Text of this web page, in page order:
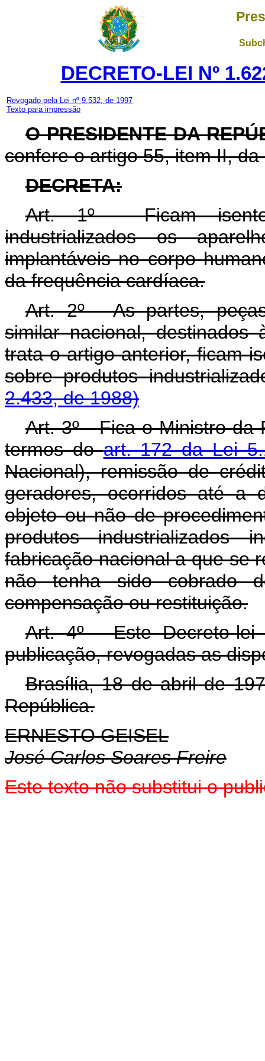
DECRETO-LEI Nº
Revogado pela Lei nº 9.532, de 1997
Texto para impressão
O PRESIDENTE DA
confere o artigo 55, item II,
DECRETA:
Art. 1º - Ficam
industrializados os
implantáveis no corpo
da frequência cardíaca.
Art. 2º - As partes,
similar nacional,
trata o artigo anterior, ficam
sobre produtos
2.433, de 1988)
Art. 3º - Fica o Ministro da
termos doart. 172 da Lei
Nacional), remissão de
geradores, ocorridos até a
objeto ou não de
produtos industrializados
fabricação nacional a que se
não tenha sido cobrado
compensação ou restituição.
Art. 4º - Este Decreto-
publicação, revogadas as
Brasília, 18 de abril de
República.
ERNESTO GEISEL
José Carlos Soares Freire
Este texto não substitui o